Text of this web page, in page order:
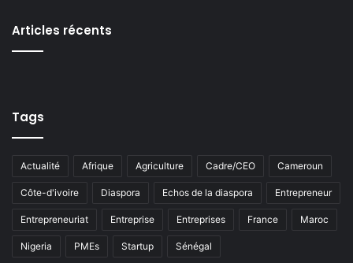
Articles récents
Tags
Actualité Afrique Agriculture Cadre/CEO Cameroun
Côte-d'ivoire Diaspora Echos de la diaspora Entrepreneur
Entrepreneuriat Entreprise Entreprises France Maroc
Nigeria PMEs Startup Sénégal